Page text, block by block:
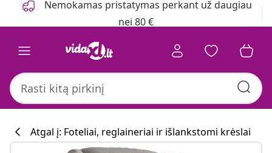
Nemokamas pristatymas perkant už daugiau
nei 80 €
Atgal į: Foteliai, reglaineriai ir išlankstomi krėslai